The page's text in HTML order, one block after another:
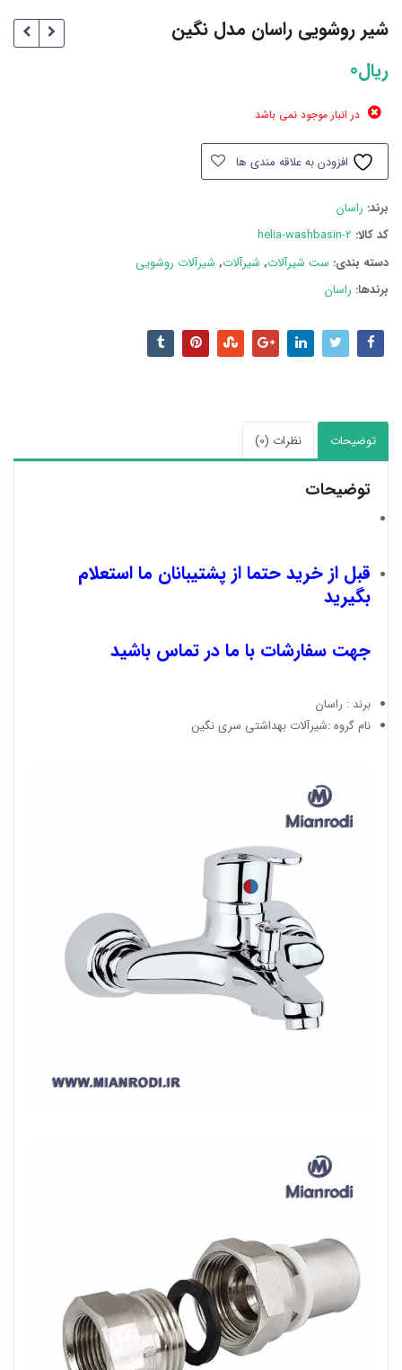
شیر روشویی راسان مدل نگین
ریال0
در انبار موجود نمی باشد
افزودن به علاقه مندی ها
برند: راسان
کد کالا: helia-washbasin-2
دسته بند‌ی: ست شیرآلات, شیرآلات, شیرآلات روشویی
برندها: راسان
توضیحات نظرات (0)
توضیحات
قبل از خرید حتما از پشتیبانان ما استعلام
بگیرید
جهت سفارشات با ما در تماس باشید
برند : راسان
نام گروه :شیرآلات بهداشتی سری نگین